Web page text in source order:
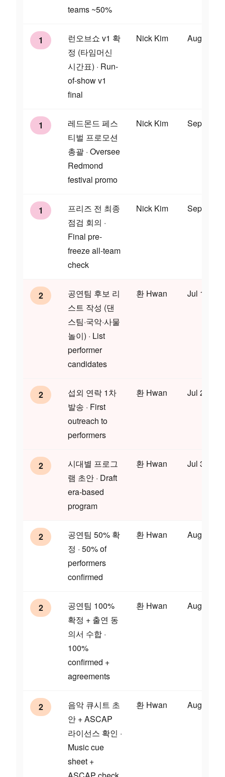
teams ~50%
1
런오브쇼 v1 확
정 (타임머신
시간표) · Run-
of-show v1
final
Nick Kim Aug 28
1
레드몬드 페스
티벌 프로모션
총괄 · Oversee
Redmond
festival promo
Nick Kim Sep 4
1
프리즈 전 최종
점검 회의 ·
Final pre-
freeze all-team
check
Nick Kim Sep 11
2
공연팀 후보 리
스트 작성 (댄
스팀·국악·사물
놀이) · List
performer
candidates
환 Hwan Jul 17
2
섭외 연락 1차
발송 · First
outreach to
performers
환 Hwan Jul 24
2
시대별 프로그
램 초안 · Draft
era-based
program
환 Hwan Jul 31
2
공연팀 50% 확
정 · 50% of
performers
confirmed
환 Hwan Aug 7
2
공연팀 100%
확정 + 출연 동
의서 수합 ·
100%
confirmed +
agreements
환 Hwan Aug 21
2
음악 큐시트 초
안 + ASCAP
라이선스 확인 ·
Music cue
sheet +
환 Hwan Aug 28